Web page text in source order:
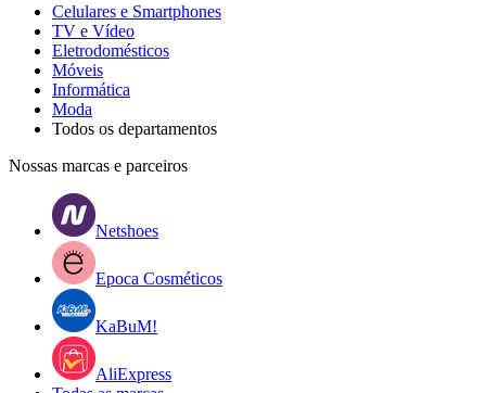
Celulares e Smartphones
TV e Vídeo
Eletrodomésticos
Móveis
Informática
Moda
Todos os departamentos
Nossas marcas e parceiros
Netshoes
Epoca Cosméticos
KaBuM!
AliExpress